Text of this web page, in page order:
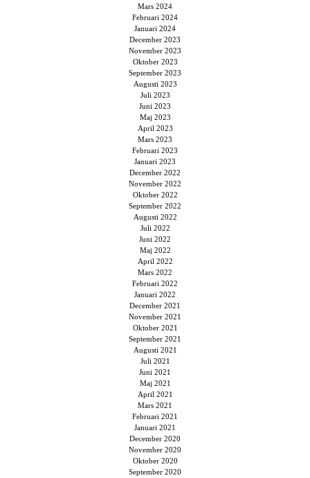
Mars 2024
Februari 2024
Januari 2024
December 2023
November 2023
Oktober 2023
September 2023
Augusti 2023
Juli 2023
Juni 2023
Maj 2023
April 2023
Mars 2023
Februari 2023
Januari 2023
December 2022
November 2022
Oktober 2022
September 2022
Augusti 2022
Juli 2022
Juni 2022
Maj 2022
April 2022
Mars 2022
Februari 2022
Januari 2022
December 2021
November 2021
Oktober 2021
September 2021
Augusti 2021
Juli 2021
Juni 2021
Maj 2021
April 2021
Mars 2021
Februari 2021
Januari 2021
December 2020
November 2020
Oktober 2020
September 2020